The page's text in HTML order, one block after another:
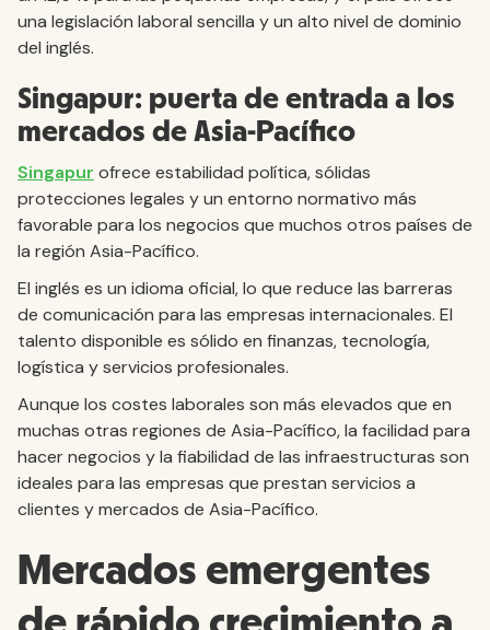
una legislación laboral sencilla y un alto nivel de dominio
del inglés.
Singapur: puerta de entrada a los
mercados de Asia-Pacífico
Singapur ofrece estabilidad política, sólidas
protecciones legales y un entorno normativo más
favorable para los negocios que muchos otros países de
la región Asia-Pacífico.
El inglés es un idioma oficial, lo que reduce las barreras
de comunicación para las empresas internacionales. El
talento disponible es sólido en finanzas, tecnología,
logística y servicios profesionales.
Aunque los costes laborales son más elevados que en
muchas otras regiones de Asia-Pacífico, la facilidad para
hacer negocios y la fiabilidad de las infraestructuras son
ideales para las empresas que prestan servicios a
clientes y mercados de Asia-Pacífico.
Mercados emergentes